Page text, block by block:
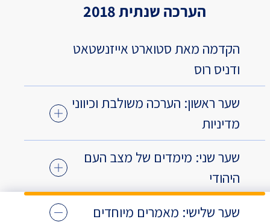
הערכה שנתית 2018
הקדמה מאת סטוארט אייזנשטאט
ודניס רוס
שער ראשון: הערכה משולבת וכיווני
מדיניות
שער שני: מימדים של מצב העם
היהודי
שער שלישי: מאמרים מיוחדים